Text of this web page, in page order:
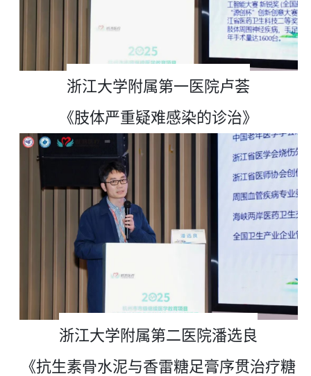
浙江大学附属第一医院卢荟
《肢体严重疑难感染的诊治》
浙江大学附属第二医院潘选良
《抗生素骨水泥与香雷糖足膏序贯治疗糖